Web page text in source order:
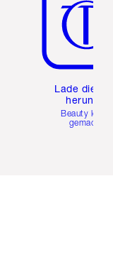
Lade die App
herunter
Beauty leicht
gemacht